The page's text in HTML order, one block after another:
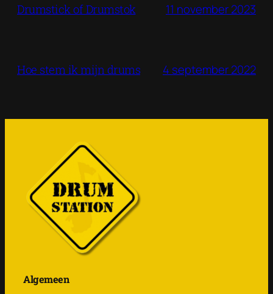
Drumstick of Drumstok 11 november 2023
Hoe stem ik mijn drums 4 september 2022
Algemeen